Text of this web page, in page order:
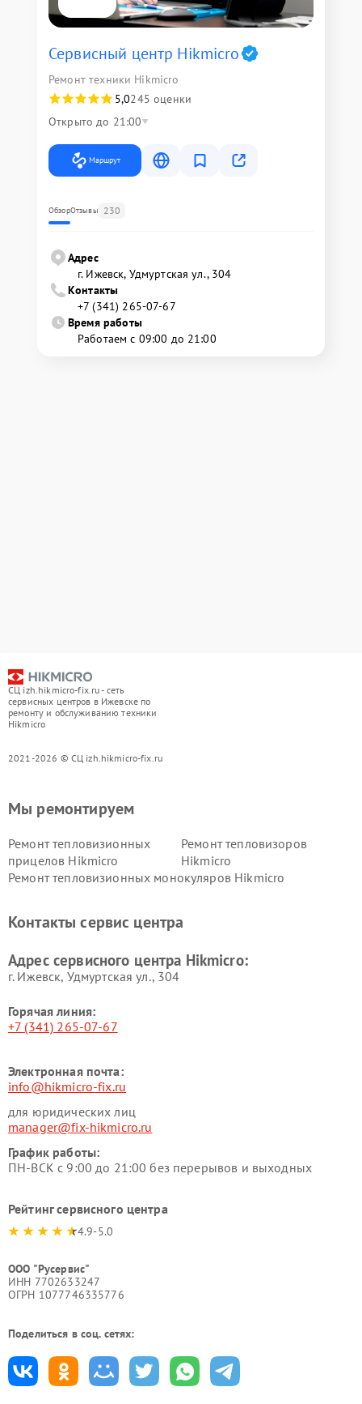
Сервисный центр Hikmicro
Ремонт техники Hikmicro
5,0245 оценки
Открыто до 21:00
Маршрут
ОбзорОтзывы 230
Адрес
г. Ижевск, Удмуртская ул., 304
Контакты
+7 (341) 265-07-67
Время работы
Работаем с 09:00 до 21:00
СЦ izh.hikmicro-fix.ru - сеть
сервисных центров в Ижевске по
ремонту и обслуживанию техники
Hikmicro
2021-2026 © СЦ izh.hikmicro-fix.ru
Мы ремонтируем
Ремонт тепловизионных
прицелов Hikmicro
Ремонт тепловизоров
Hikmicro
Ремонт тепловизионных монокуляров Hikmicro
Контакты сервис центра
Адрес сервисного центра Hikmicro:
г. Ижевск, Удмуртская ул., 304
Горячая линия:
+7 (341) 265-07-67
Электронная почта:
info@hikmicro-fix.ru
для юридических лиц
manager@fix-hikmicro.ru
График работы:
ПН-ВСК с 9:00 до 21:00 без перерывов и выходных
Рейтинг сервисного центра
4.9-5.0
ООО "Русервис"
ИНН 7702633247
ОГРН 1077746335776
Поделиться в соц. сетях: